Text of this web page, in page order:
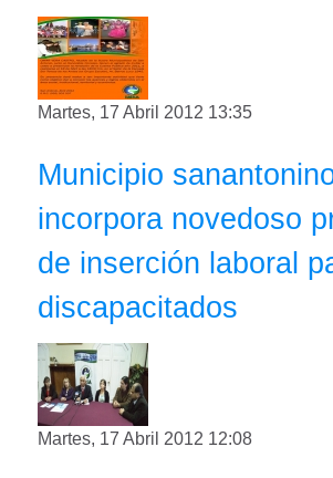
Martes, 17 Abril 2012 13:35
Municipio
incorpora novedoso
de inserción laboral
discapacitados
Martes, 17 Abril 2012 12:08